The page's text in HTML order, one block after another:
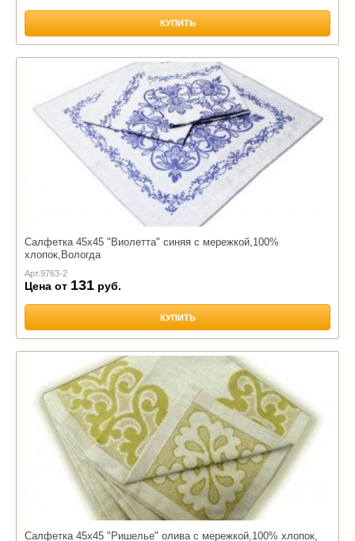
КУПИТЬ
Салфетка 45х45 "Виолетта" синяя с мережкой,100%
хлопок,Вологда
Арт.9763-2
Цена от 131 руб.
КУПИТЬ
Салфетка 45х45 "Ришелье" олива с мережкой,100% хлопок,